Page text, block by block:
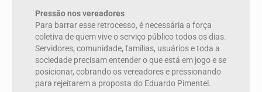
Pressão nos vereadores
Para barrar esse retrocesso, é necessária a força
coletiva de quem vive o serviço público todos os dias.
Servidores, comunidade, famílias, usuários e toda a
sociedade precisam entender o que está em jogo e se
posicionar, cobrando os vereadores e pressionando
para rejeitarem a proposta do Eduardo Pimentel.